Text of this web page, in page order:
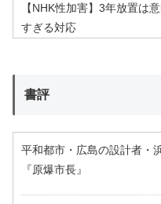
【NHK性加害】3年放置は
すぎる対応
書評
平和都市・広島の設計者・
『原爆市長』